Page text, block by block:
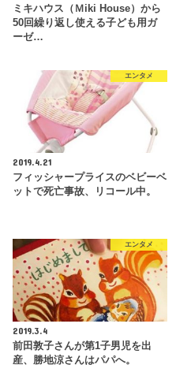
ミキハウス（Ｍiki House）から
50回繰り返し使える子ども用ガ
ーゼ…
エンタメ
2019.4.21
フィッシャープライスのベビーベ
ットで死亡事故、リコール中。
エンタメ
2019.3.4
前田敦子さんが第1子男児を出
産、勝地涼さんはパパへ。